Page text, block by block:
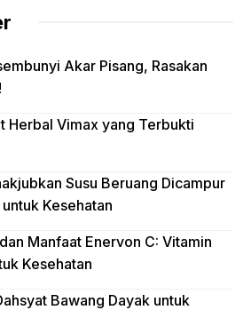
Akar Pisang, Rasakan
Herbal Vimax yang Terbukti
Susu Beruang Dicampur
Kesehatan
Manfaat Enervon C: Vitamin
Kesehatan
Bawang Dayak untuk